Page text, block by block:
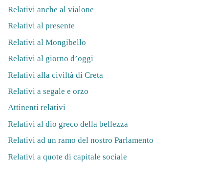
Relativi anche al vialone
Relativi al presente
Relativi al Mongibello
Relativi al giorno d’oggi
Relativi alla civiltà di Creta
Relativi a segale e orzo
Attinenti relativi
Relativi al dio greco della bellezza
Relativi ad un ramo del nostro Parlamento
Relativi a quote di capitale sociale